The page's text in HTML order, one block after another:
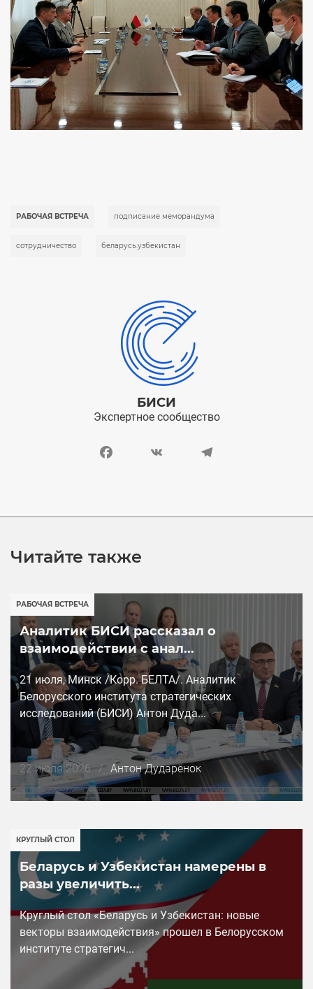
РАБОЧАЯ ВСТРЕЧА подписание меморандума
сотрудничество беларусь.узбекистан
БИСИ
Экспертное сообщество
Facebook VK Telegram
Читайте также
РАБОЧАЯ ВСТРЕЧА
Аналитик БИСИ рассказал о
взаимодействии с анал...
21 июля, Минск /Корр. БЕЛТА/. Аналитик
Белорусского института стратегических
исследований (БИСИ) Антон Дуда...
Дата
публикации
22 июля 2026 / Антон Дударёнок
КРУГЛЫЙ СТОЛ
Беларусь и Узбекистан намерены в
разы увеличить...
Круглый стол «Беларусь и Узбекистан: новые
векторы взаимодействия» прошел в Белорусском
институте стратегич...